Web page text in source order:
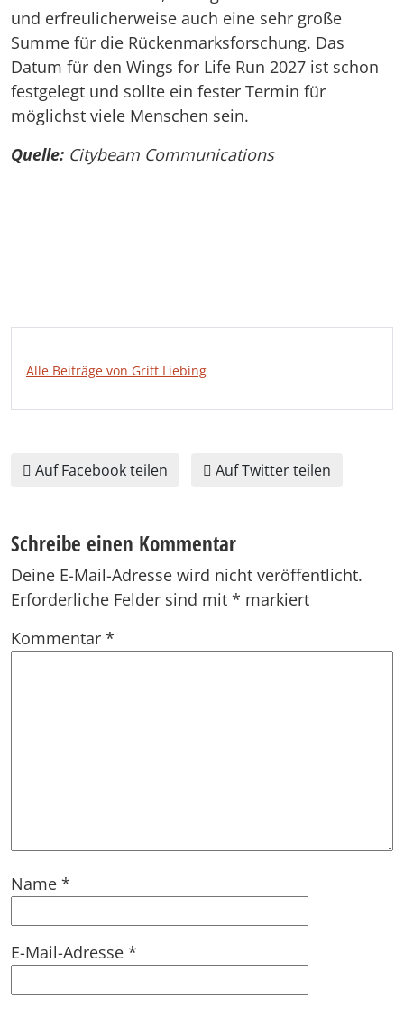
und erfreulicherweise auch eine sehr große
Summe für die Rückenmarksforschung. Das
Datum für den Wings for Life Run 2027 ist schon
festgelegt und sollte ein fester Termin für
möglichst viele Menschen sein.
Quelle: Citybeam Communications
Alle Beiträge von Gritt Liebing
Auf Facebook teilen Auf Twitter teilen
Schreibe einen Kommentar
Deine E-Mail-Adresse wird nicht veröffentlicht.
Erforderliche Felder sind mit * markiert
Kommentar *
Name *
E-Mail-Adresse *